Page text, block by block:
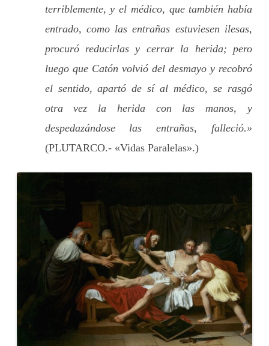
terriblemente, y el médico, que también había
entrado, como las entrañas estuviesen ilesas,
procuró reducirlas y cerrar la herida; pero
luego que Catón volvió del desmayo y recobró
el sentido, apartó de sí al médico, se rasgó
otra vez la herida con las manos, y
despedazándose las entrañas, falleció.»
(PLUTARCO.- «Vidas Paralelas».)